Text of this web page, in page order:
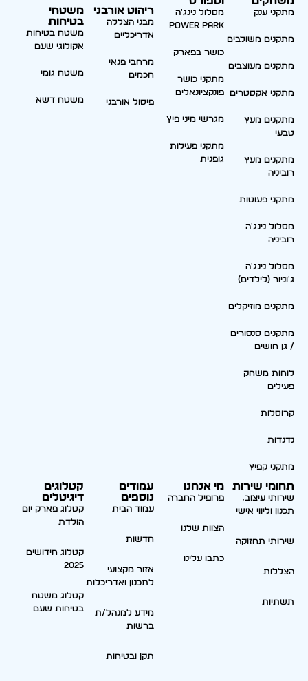
מתקני ענק
מתקנים משולבים
מתקנים מעוצבים
מתקני אקסטרים
מתקנים מעץ
טבעי
מתקנים מעץ
רוביניה
מתקני פעוטות
מסלול נינג'ה
רוביניה
מסלול נינג'ה
ג'וניור (לילדים)
מתקנים מוזיקלים
מתקנים סנסורים
/ גן חושים
לוחות משחק
פעילים
קרוסלות
נדנדות
מתקני קפיץ
מסלול נינג'ה
Power park
כושר בפארק
מתקני כושר
פונקציונאלים
מגרשי מיני פיץ
מתקני פעילות
גופנית
ריהוט אורבני
מבני הצללה
אדריכליים
מרחבי פנאי
חכמים
פיסול אורבני
משטחי
בטיחות
משטח בטיחות
אקולוגי שעם
משטח גומי
משטח דשא
תחומי שירות
שירותי עיצוב,
תכנון וליווי אישי
שירותי תחזוקה
הצללות
תשתיות
מי אנחנו
פרופיל החברה
הצוות שלנו
כתבו עלינו
עמודים
נוספים
עמוד הבית
חדשות
אזור מקצועי
לתכנון ואדריכלות
מידע למנהל/ת
ברשות
תקן ובטיחות
קטלוגים
דיגיטלים
קטלוג פארק יום
הולדת
קטלוג חידושים
2025
קטלוג משטח
בטיחות שעם